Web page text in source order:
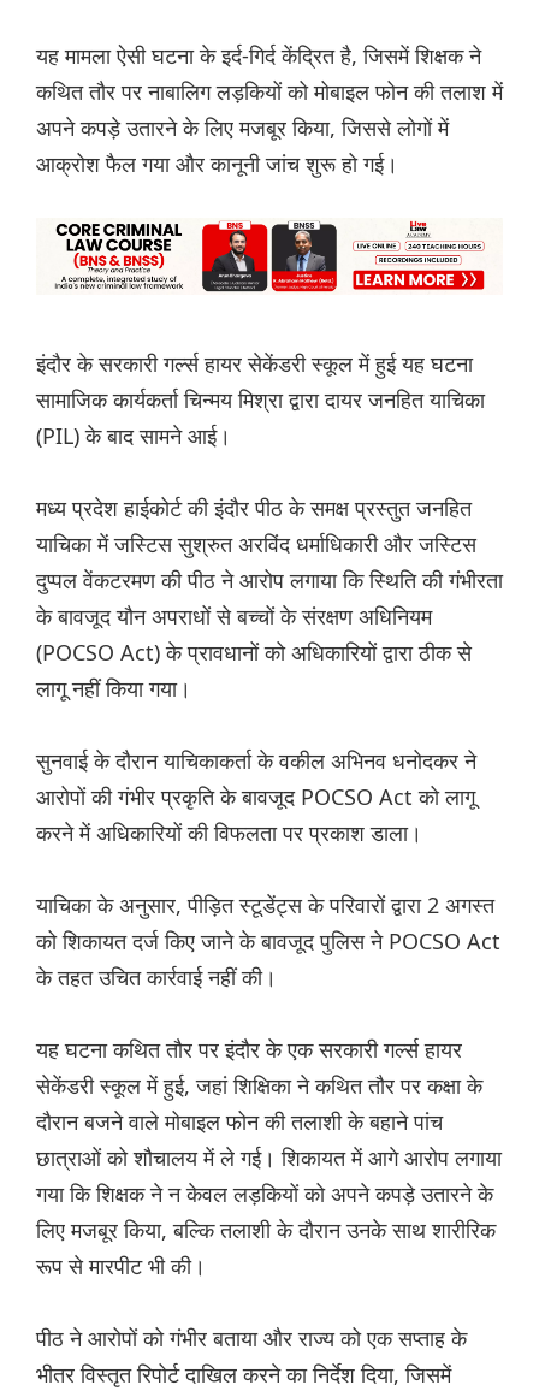
यह मामला ऐसी घटना के इर्द-गिर्द केंद्रित है, जिसमें शिक्षक ने
कथित तौर पर नाबालिग लड़कियों को मोबाइल फोन की तलाश में
अपने कपड़े उतारने के लिए मजबूर किया, जिससे लोगों में
आक्रोश फैल गया और कानूनी जांच शुरू हो गई।
इंदौर के सरकारी गर्ल्स हायर सेकेंडरी स्कूल में हुई यह घटना
सामाजिक कार्यकर्ता चिन्मय मिश्रा द्वारा दायर जनहित याचिका
(PIL) के बाद सामने आई।
मध्य प्रदेश हाईकोर्ट की इंदौर पीठ के समक्ष प्रस्तुत जनहित
याचिका में जस्टिस सुश्रुत अरविंद धर्माधिकारी और जस्टिस
दुप्पल वेंकटरमण की पीठ ने आरोप लगाया कि स्थिति की गंभीरता
के बावजूद यौन अपराधों से बच्चों के संरक्षण अधिनियम
(POCSO Act) के प्रावधानों को अधिकारियों द्वारा ठीक से
लागू नहीं किया गया।
सुनवाई के दौरान याचिकाकर्ता के वकील अभिनव धनोदकर ने
आरोपों की गंभीर प्रकृति के बावजूद POCSO Act को लागू
करने में अधिकारियों की विफलता पर प्रकाश डाला।
याचिका के अनुसार, पीड़ित स्टूडेंट्स के परिवारों द्वारा 2 अगस्त
को शिकायत दर्ज किए जाने के बावजूद पुलिस ने POCSO Act
के तहत उचित कार्रवाई नहीं की।
यह घटना कथित तौर पर इंदौर के एक सरकारी गर्ल्स हायर
सेकेंडरी स्कूल में हुई, जहां शिक्षिका ने कथित तौर पर कक्षा के
दौरान बजने वाले मोबाइल फोन की तलाशी के बहाने पांच
छात्राओं को शौचालय में ले गई। शिकायत में आगे आरोप लगाया
गया कि शिक्षक ने न केवल लड़कियों को अपने कपड़े उतारने के
लिए मजबूर किया, बल्कि तलाशी के दौरान उनके साथ शारीरिक
रूप से मारपीट भी की।
पीठ ने आरोपों को गंभीर बताया और राज्य को एक सप्ताह के
भीतर विस्तृत रिपोर्ट दाखिल करने का निर्देश दिया, जिसमें